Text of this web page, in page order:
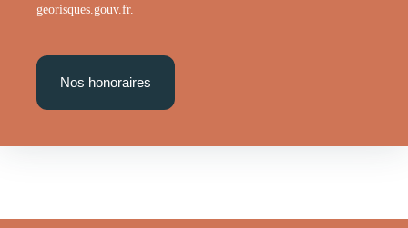
georisques.gouv.fr.
Nos honoraires